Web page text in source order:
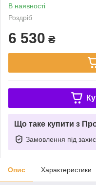
В наявності
Роздріб
6 530 ₴
Що таке купити з
Замовлення під
Опис Характеристики